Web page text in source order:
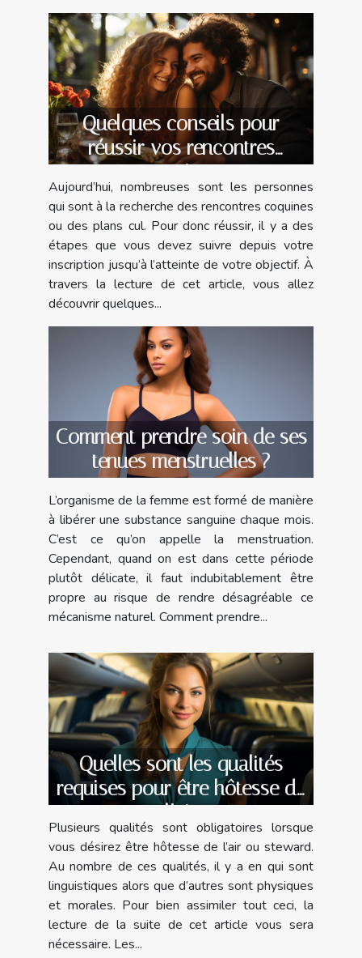
Quelques conseils pour
réussir vos rencontres
coquines
Aujourd’hui, nombreuses sont les personnes
qui sont à la recherche des rencontres coquines
ou des plans cul. Pour donc réussir, il y a des
étapes que vous devez suivre depuis votre
inscription jusqu’à l’atteinte de votre objectif. À
travers la lecture de cet article, vous allez
découvrir quelques...
Comment prendre soin de ses
tenues menstruelles ?
L’organisme de la femme est formé de manière
à libérer une substance sanguine chaque mois.
C’est ce qu’on appelle la menstruation.
Cependant, quand on est dans cette période
plutôt délicate, il faut indubitablement être
propre au risque de rendre désagréable ce
mécanisme naturel. Comment prendre...
Quelles sont les qualités
requises pour être hôtesse de
l’air
Plusieurs qualités sont obligatoires lorsque
vous désirez être hôtesse de l’air ou steward.
Au nombre de ces qualités, il y a en qui sont
linguistiques alors que d’autres sont physiques
et morales. Pour bien assimiler tout ceci, la
lecture de la suite de cet article vous sera
nécessaire. Les...